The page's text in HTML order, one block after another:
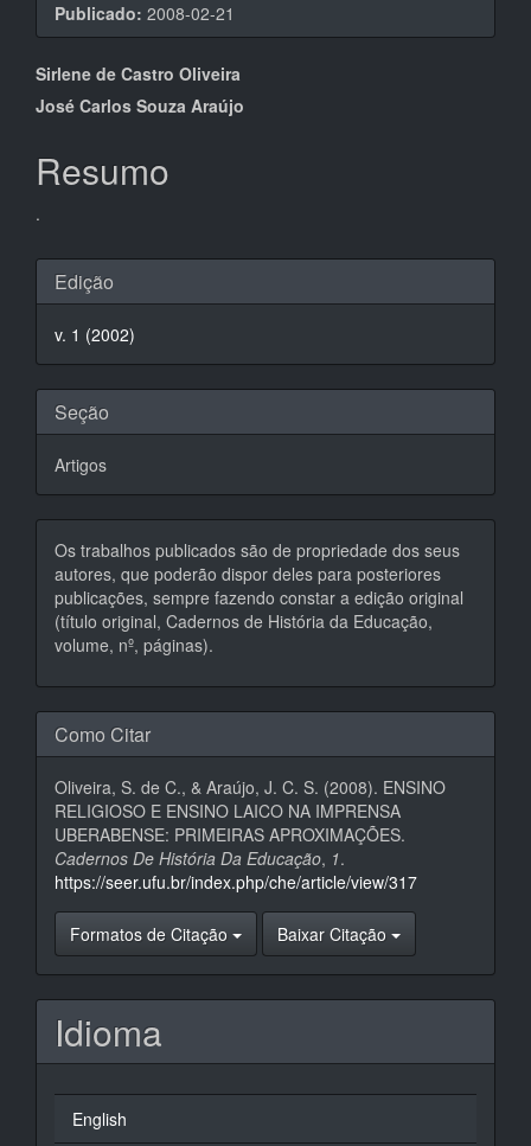
Publicado: 2008-02-21
Conteúdo
do
artigo
principal
Sirlene de Castro Oliveira
José Carlos Souza Araújo
Resumo
.
Detalhes
do
artigo
Edição
v. 1 (2002)
Seção
Artigos
Os trabalhos publicados são de propriedade dos seus
autores, que poderão dispor deles para posteriores
publicações, sempre fazendo constar a edição original
(título original, Cadernos de História da Educação,
volume, nº, páginas).
Como Citar
Oliveira, S. de C., & Araújo, J. C. S. (2008). ENSINO
RELIGIOSO E ENSINO LAICO NA IMPRENSA
UBERABENSE: PRIMEIRAS APROXIMAÇÕES.
Cadernos De História Da Educação, 1.
https://seer.ufu.br/index.php/che/article/view/317
Formatos de Citação Baixar Citação
Idioma
English